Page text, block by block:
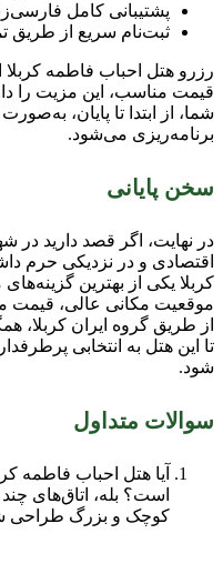
پشتیبانی کامل
ثبت‌نام سریع از طریق
رزرو هتل احباب فاطمه کربلا
قیمت مناسب، این مزیت را
شما، از ابتدا تا پایان،
برنامه‌ریزی می‌شود.
سخن پایانی
در نهایت، اگر قصد دارید در
اقتصادی و در نزدیکی حرم
کربلا یکی از بهترین
موقعیت مکانی عالی، قیمت
از طریق گروه ایران
تا این هتل به انتخابی
شود.
سوالات متداول
آیا هتل احباب فاطمه
است؟ بله، اتاق‌های
کوچک و بزرگ طراحی